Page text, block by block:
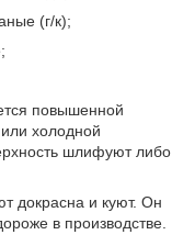
(г/к);
повышенной
холодной
шлифуют либо
докрасна и куют. Он
в производстве.